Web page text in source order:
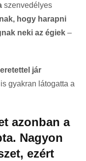
szenvedélyes
hogy harapni
neki az égiek –
jár
gyakran látogatta a
azonban a
Nagyon
ezért